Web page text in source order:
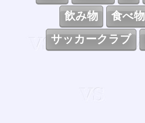
飲み物
食べ物
サッカークラブ